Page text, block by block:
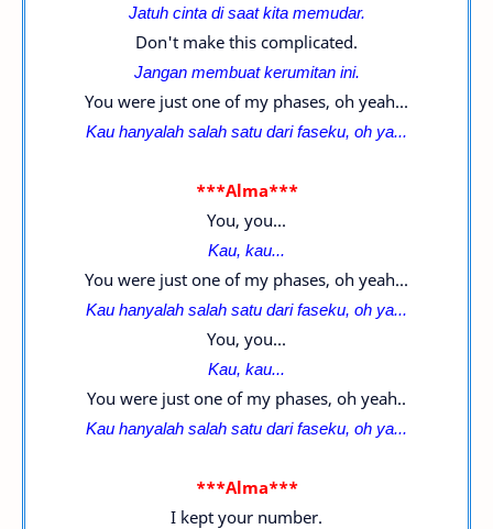
Jatuh cinta di saat kita memudar.
Don't make this complicated.
Jangan membuat kerumitan ini.
You were just one of my phases, oh yeah...
Kau hanyalah salah satu dari faseku, oh ya...
***Alma***
You, you...
Kau, kau...
You were just one of my phases, oh yeah...
Kau hanyalah salah satu dari faseku, oh ya...
You, you...
Kau, kau...
You were just one of my phases, oh yeah..
Kau hanyalah salah satu dari faseku, oh ya...
***Alma***
I kept your number.